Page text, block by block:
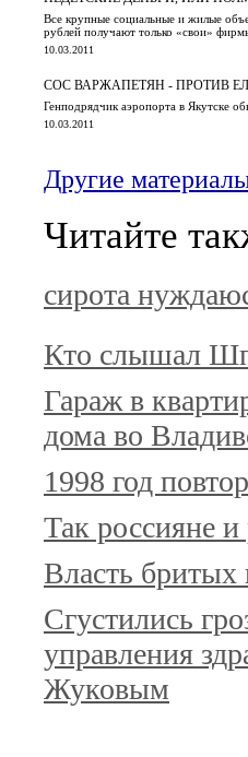
Все крупные социальные и жилые
рублей получают только «свои»
10.03.2011
СОС ВАРЖАПЕТЯН - ПРОТИВ
Генподрядчик аэропорта в Якутске
10.03.2011
Другие
Читайте
сирота
Кто слышал
Гараж в
дома во
1998 год
Так россияне
Власть бритых
Сгустились
управления
Жуковым